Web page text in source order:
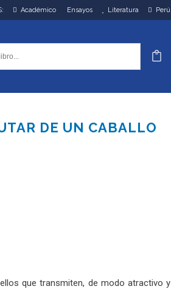
Académico Ensayos Literatura Perú
DE UN CABALLO
que transmiten, de modo atractivo y